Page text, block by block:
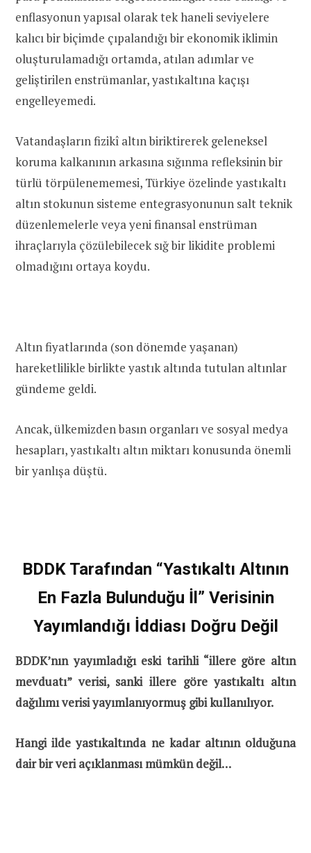
enflasyonun yapısal olarak tek haneli seviyelere
kalıcı bir biçimde çıpalandığı bir ekonomik iklimin
oluşturulamadığı ortamda, atılan adımlar ve
geliştirilen enstrümanlar, yastıkaltına kaçışı
engelleyemedi.
Vatandaşların fizikî altın biriktirerek geleneksel
koruma kalkanının arkasına sığınma refleksinin bir
türlü törpülenememesi, Türkiye özelinde yastıkaltı
altın stokunun sisteme entegrasyonunun salt teknik
düzenlemelerle veya yeni finansal enstrüman
ihraçlarıyla çözülebilecek sığ bir likidite problemi
olmadığını ortaya koydu.
Altın fiyatlarında (son dönemde yaşanan)
hareketlilikle birlikte yastık altında tutulan altınlar
gündeme geldi.
Ancak, ülkemizden basın organları ve sosyal medya
hesapları, yastıkaltı altın miktarı konusunda önemli
bir yanlışa düştü.
BDDK Tarafından “Yastıkaltı Altının
En Fazla Bulunduğu İl” Verisinin
Yayımlandığı İddiası Doğru Değil
BDDK’nın yayımladığı eski tarihli “illere göre altın
mevduatı” verisi, sanki illere göre yastıkaltı altın
dağılımı verisi yayımlanıyormuş gibi kullanılıyor.
Hangi ilde yastıkaltında ne kadar altının olduğuna
dair bir veri açıklanması mümkün değil…